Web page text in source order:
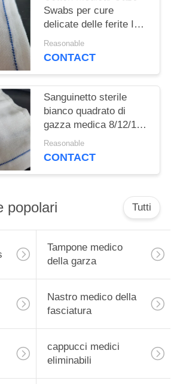
Swabs per cure
delicate delle ferite ISO
certificato
Reasonable
CONTACT
Sanguinetto sterile
bianco quadrato di
gazza medica 8/12/16
Ply Absorbente
100pcs/sacco
Reasonable
CONTACT
popolari Tutti
Tampone medico
della garza
Nastro medico della
fasciatura
cappucci medici
eliminabili